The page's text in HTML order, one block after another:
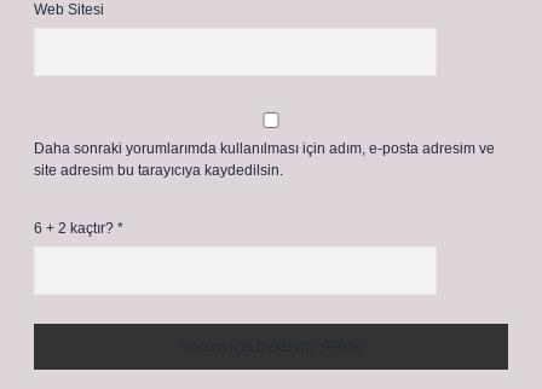
Web Sitesi
Daha sonraki yorumlarımda kullanılması için adım, e-posta adresim ve
site adresim bu tarayıcıya kaydedilsin.
6 + 2 kaçtır? *